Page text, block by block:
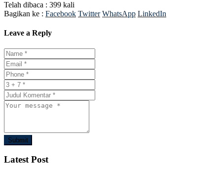
Telah dibaca : 399 kali
Bagikan ke : Facebook Twitter WhatsApp LinkedIn
Leave a Reply
Submit
Latest Post